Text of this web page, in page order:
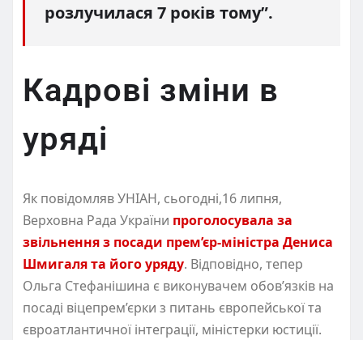
розлучилася 7 років тому”.
Кадрові зміни в
уряді
Як повідомляв УНІАН, сьогодні,16 липня,
Верховна Рада України проголосувала за
звільнення з посади прем’єр-міністра Дениса
Шмигаля та його уряду. Відповідно, тепер
Ольга Стефанішина є виконувачем обов’язків на
посаді віцепрем’єрки з питань європейської та
євроатлантичної інтеграції, міністерки юстиції.